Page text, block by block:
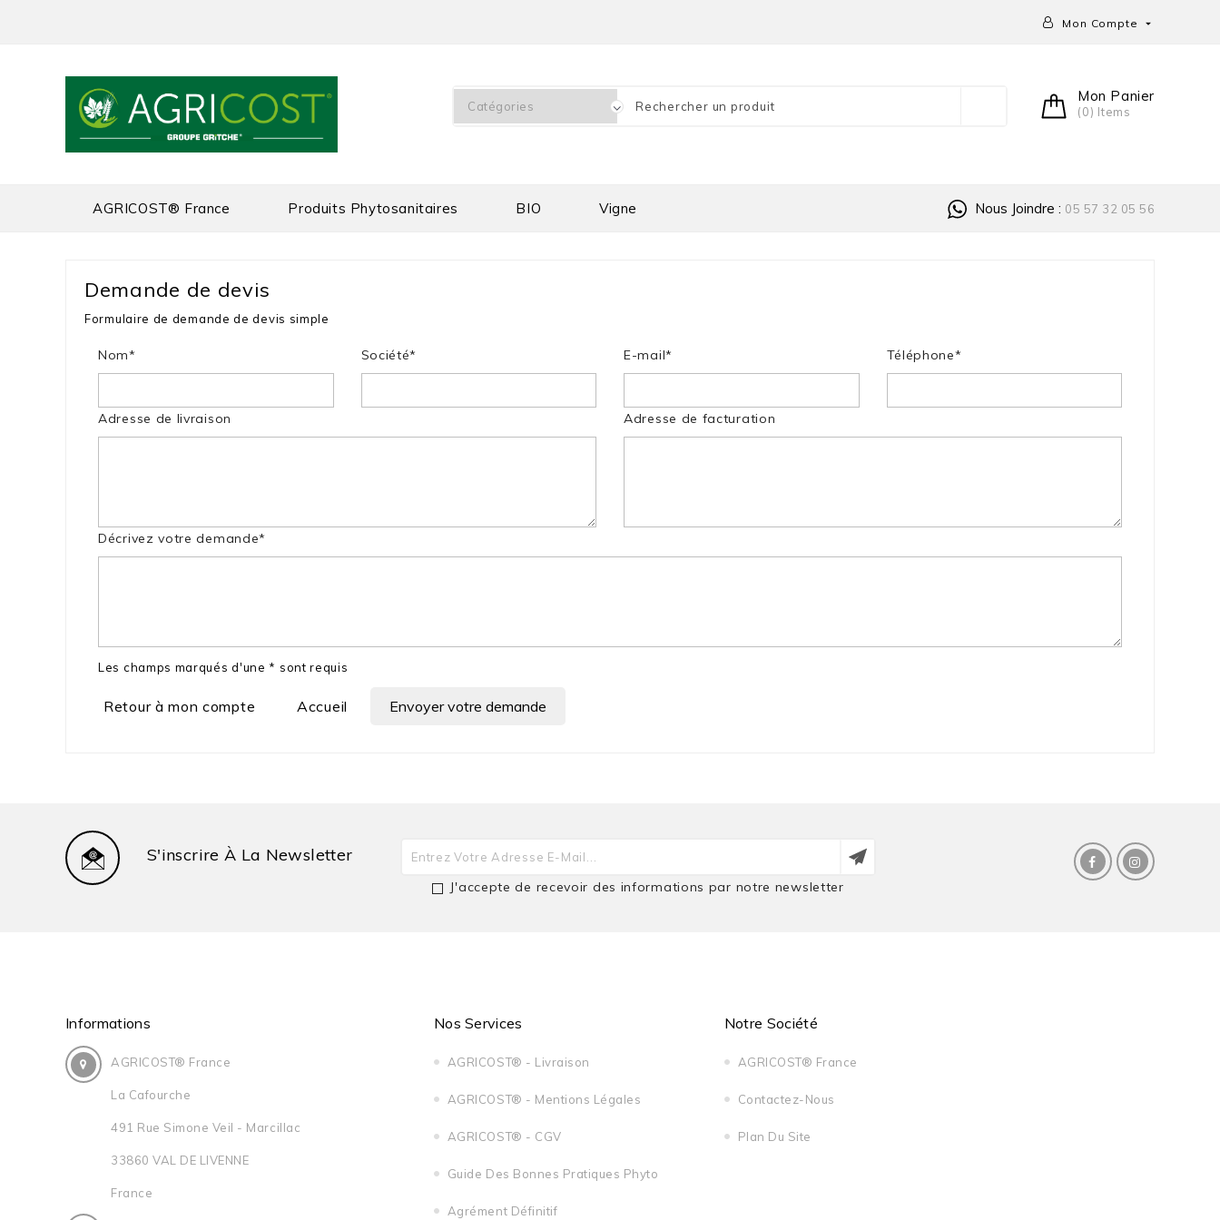
Mon Compte 
Mon Panier
(0) Items
AGRICOST® France Produits Phytosanitaires BIO Vigne Nous Joindre : 05 57 32 05 56
Demande de devis
Formulaire de demande de devis simple
Nom* Société* E-mail* Téléphone*
Adresse de livraison Adresse de facturation
Décrivez votre demande*
Les champs marqués d'une * sont requis
Retour à mon compte Accueil Envoyer votre demande
S'inscrire À La Newsletter
J'accepte de recevoir des informations par notre newsletter
Informations
AGRICOST® France
La Cafourche
491 Rue Simone Veil - Marcillac
33860 VAL DE LIVENNE
France
Nos Services
AGRICOST® - Livraison
AGRICOST® - Mentions Légales
AGRICOST® - CGV
Guide Des Bonnes Pratiques Phyto
Agrément Définitif
Notre Société
AGRICOST® France
Contactez-Nous
Plan Du Site